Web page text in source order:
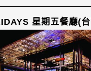
星期五餐廳(